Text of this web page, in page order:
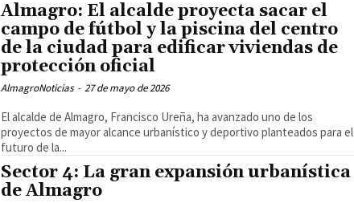
Almagro: El alcalde proyecta sacar el
campo de fútbol y la piscina del centro
de la ciudad para edificar viviendas de
protección oficial
AlmagroNoticias - 27 de mayo de 2026
El alcalde de Almagro, Francisco Ureña, ha avanzado uno de los
proyectos de mayor alcance urbanístico y deportivo planteados para el
futuro de la...
Sector 4: La gran expansión urbanística
de Almagro